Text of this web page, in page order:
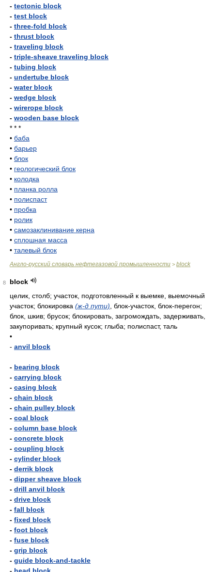
- tectonic block
- test block
- three-fold block
- thrust block
- traveling block
- triple-sheave traveling block
- tubing block
- undertube block
- water block
- wedge block
- wirerope block
- wooden base block
* * *
• баба
• барьер
• блок
• геологический блок
• колодка
• планка ролла
• полиспаст
• пробка
• ролик
• самозаклинивание керна
• сплошная масса
• талевый блок
Англо-русский словарь нефтегазовой промышленности > block
8
block
целик, столб; участок, подготовленный к выемке, выемочный
участок; блокировка (ж-д пути) , блок-участок, блок-перегон;
блок, шкив; брусок; блокировать, загромождать, задерживать,
закупоривать; крупный кусок; глыба; полиспаст, таль
•
- anvil block
- bearing block
- carrying block
- casing block
- chain block
- chain pulley block
- coal block
- column base block
- concrete block
- coupling block
- cylinder block
- derrik block
- dipper sheave block
- drill anvil block
- drive block
- fall block
- fixed block
- foot block
- fuse block
- grip block
- guide block-and-tackle